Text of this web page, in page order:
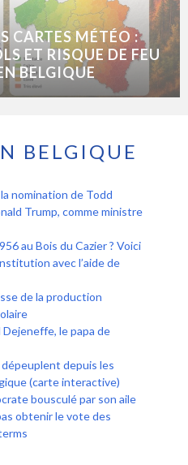
CARTES MÉTÉO :
ET RISQUE DE FEU
BELGIQUE
BELGIQUE
nomination de Todd
Trump, comme ministre
au Bois du Cazier ? Voici
avec l’aide de
de la production
le papa de
dépeuplent depuis les
(carte interactive)
bousculé par son aile
obtenir le vote des